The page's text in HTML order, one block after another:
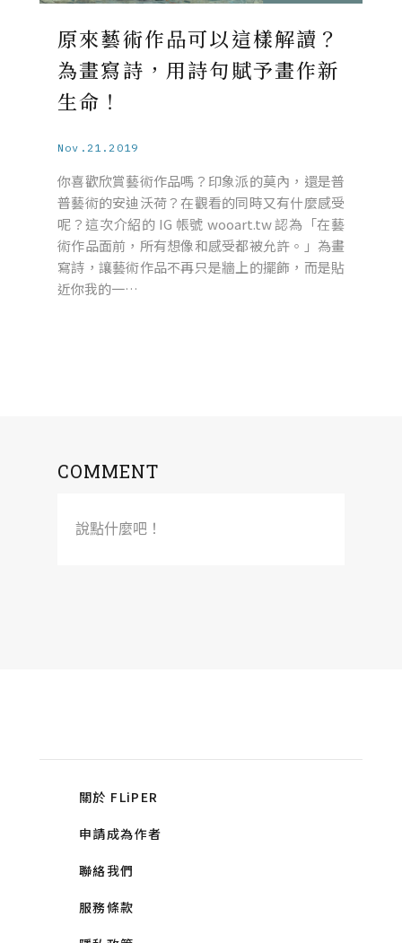
原來藝術作品可以這樣解讀？
為畫寫詩，用詩句賦予畫作新
生命！
Nov.21.2019
你喜歡欣賞藝術作品嗎？印象派的莫內，還是普
普藝術的安迪沃荷？在觀看的同時又有什麼感受
呢？這次介紹的 IG 帳號 wooart.tw 認為「在藝
術作品面前，所有想像和感受都被允許。」為畫
寫詩，讓藝術作品不再只是牆上的擺飾，而是貼
近你我的一…
COMMENT
說點什麼吧！
關於 FLiPER
申請成為作者
聯絡我們
服務條款